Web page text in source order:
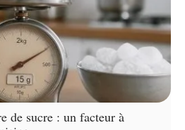
de sucre : un facteur à